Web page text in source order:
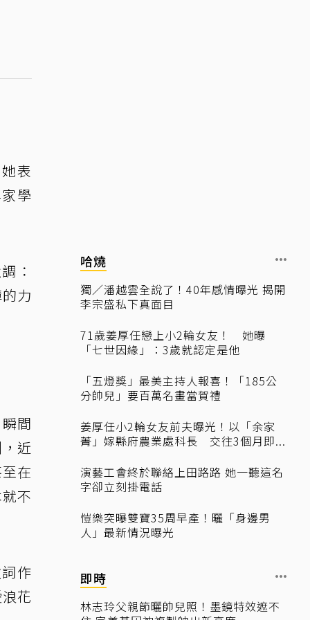
表
學
：
力
間
近
在
不
作
花
哈燒
獨／潘越雲全說了！40年感情曝光 揭開
李宗盛私下真面目
71歲姜厚任戀上小2輪女友！ 她曝
「七世因緣」：3歲就認定是他
「五燈獎」最美主持人報喜！「185公
分帥兒」要百萬名畫當賀禮
姜厚任小2輪女友前夫曝光！以「余家
菁」嫁縣府農業處科長 交往3個月即...
演藝工會終於聯絡上田路路 她一聽這名
字卻立刻掛電話
愷樂突曝雙寶35周早產！曬「身邊男
人」最新情況曝光
即時
林志玲父親節曬帥兒照！墨鏡特效遮不